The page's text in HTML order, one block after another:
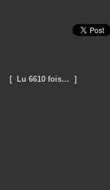
[ Lu 6610 fois… ]